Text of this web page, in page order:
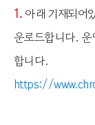
1.아래 기재되어
운로드합니다.
합니다.
https://